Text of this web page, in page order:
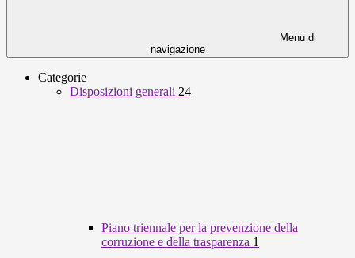
Menu di
navigazione
Categorie
Disposizioni generali 24
Piano triennale per la prevenzione della
corruzione e della trasparenza 1